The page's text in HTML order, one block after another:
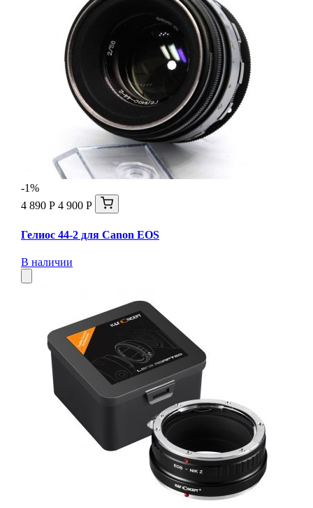
-1%
4 890 Р 4 900 Р
Гелиос 44-2 для Canon EOS
В наличии